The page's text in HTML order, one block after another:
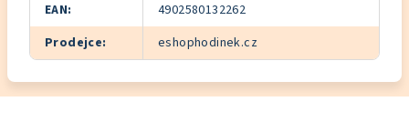
EAN:
4902580132262
Prodejce: eshophodinek.cz